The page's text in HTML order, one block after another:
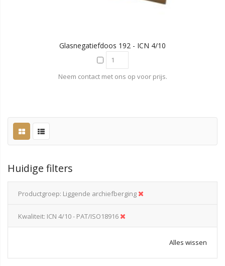
Glasnegatiefdoos 192 - ICN 4/10
Neem contact met ons op voor prijs.
Huidige filters
Productgroep Liggende archiefberging
Kwaliteit ICN 4/10 - PAT/ISO18916
Alles wissen